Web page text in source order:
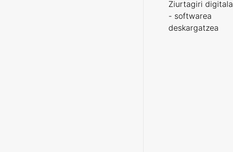
Ziurtagiri digitala
- softwarea
deskargatzea